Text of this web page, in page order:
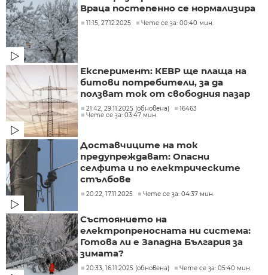
Враца постепенно се нормализира
11:15, 27.12.2025 Чете се за: 00:40 мин.
Експеримент: КЕВР ще плаща на
битови потребители, за да
ползват ток от свободния пазар
21:42, 29.11.2025 (обновена)
16463
Чете се за: 03:47 мин.
Доставчиците на ток
предупреждават: Опасни
селфита и по електрическите
стълбове
20:22, 17.11.2025 Чете се за: 04:37 мин.
Състоянието на
електропреносната ни система:
Готова ли е Западна България за
зимата?
20:33, 16.11.2025 (обновена) Чете се за: 05:40 мин.